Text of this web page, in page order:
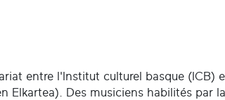
entre l'Institut culturel basque (ICB)
Elkartea). Des musiciens habilités par